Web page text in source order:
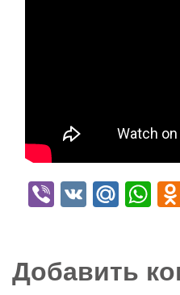
Viber
VK
Добавить